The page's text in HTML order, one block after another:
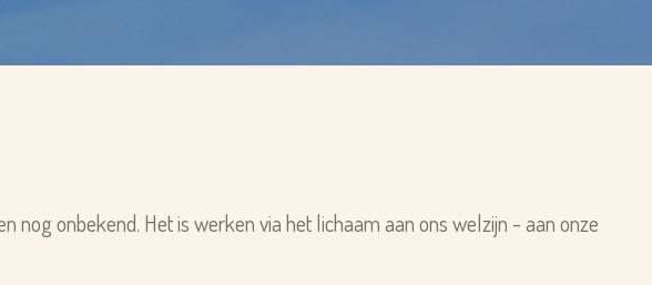
nog onbekend. Het is werken via het lichaam aan ons welzijn - aan onze